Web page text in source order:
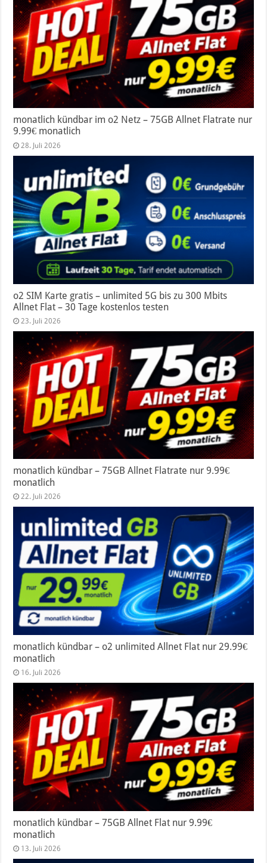
monatlich kündbar im o2 Netz – 75GB Allnet Flatrate nur
9.99€ monatlich
28. Juli 2026
o2 SIM Karte gratis – unlimited 5G bis zu 300 Mbits
Allnet Flat – 30 Tage kostenlos testen
23. Juli 2026
monatlich kündbar – 75GB Allnet Flatrate nur 9.99€
monatlich
22. Juli 2026
monatlich kündbar – o2 unlimited Allnet Flat nur 29.99€
monatlich
16. Juli 2026
monatlich kündbar – 75GB Allnet Flat nur 9.99€
monatlich
13. Juli 2026